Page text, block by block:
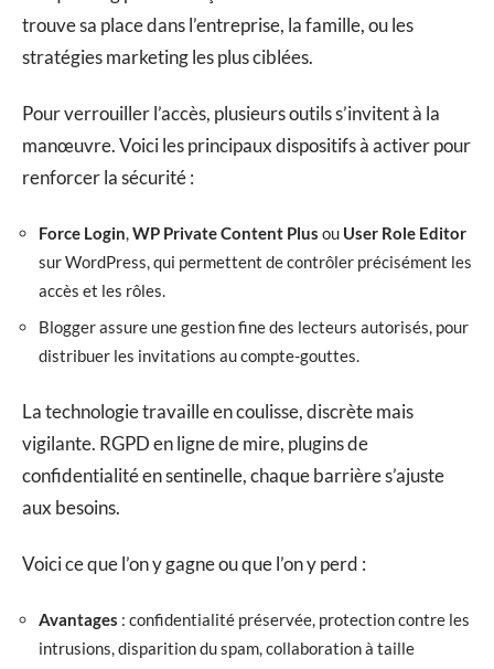
trouve sa place dans l’entreprise, la famille, ou les
stratégies marketing les plus ciblées.
Pour verrouiller l’accès, plusieurs outils s’invitent à la
manœuvre. Voici les principaux dispositifs à activer pour
renforcer la sécurité :
Force Login,WP Private Content Plus ou User Role Editor
sur WordPress, qui permettent de contrôler précisément les
accès et les rôles.
Blogger assure une gestion fine des lecteurs autorisés, pour
distribuer les invitations au compte-gouttes.
La technologie travaille en coulisse, discrète mais
vigilante. RGPD en ligne de mire, plugins de
confidentialité en sentinelle, chaque barrière s’ajuste
aux besoins.
Voici ce que l’on y gagne ou que l’on y perd :
Avantages : confidentialité préservée, protection contre les
intrusions, disparition du spam, collaboration à taille